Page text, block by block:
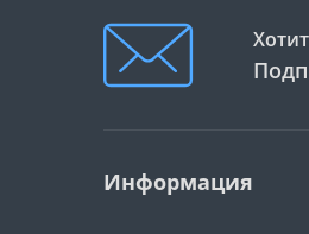
Информация